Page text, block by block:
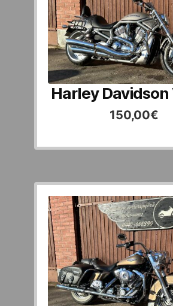
Harley Davidson
150,00€